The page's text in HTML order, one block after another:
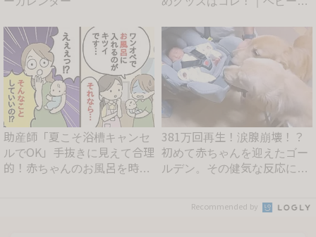
助産師「夏こそ浴槽キャンセ
ルでOK」手抜きに見えて合理
的！赤ちゃんのお風呂を時
381万回再生！涙腺崩壊！？
初めて赤ちゃんを迎えたゴー
ルデン。その健気な反応に
Recommended by